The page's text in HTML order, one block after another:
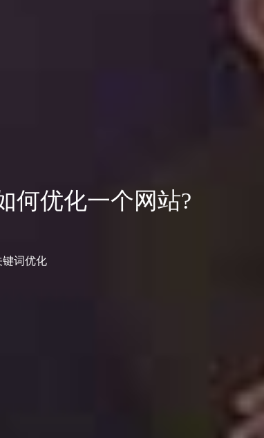
何优化一个网站?
键词优化